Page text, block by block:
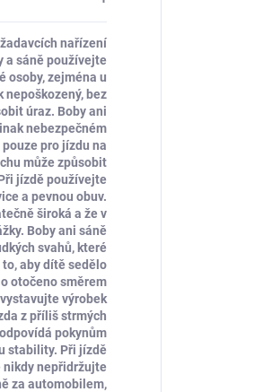
nařízení
a sáně používejte
osoby, zejména u
bez
úraz. Boby ani
nebezpečném
pro jízdu na
může způsobit
jízdě používejte
a pevnou obuv.
široká a že v
Boby ani sáně
svahů, které
aby dítě sedělo
otočeno směrem
výrobek
z příliš strmých
pokynům
stability. Při jízdě
nikdy nepřidržujte
za automobilem,